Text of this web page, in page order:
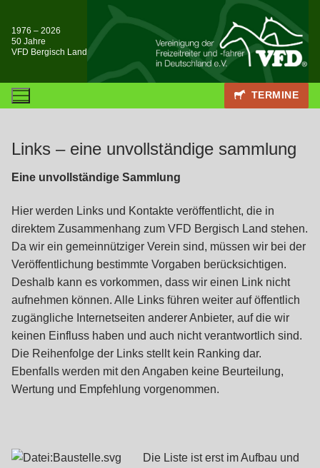
Inhalt
springen
1976 – 2026
50 Jahre
VFD Bergisch Land
TERMINE
Links – eine unvollständige sammlung
Eine unvollständige Sammlung
Hier werden Links und Kontakte veröffentlicht, die in
direktem Zusammenhang zum VFD Bergisch Land stehen.
Da wir ein gemeinnütziger Verein sind, müssen wir bei der
Veröffentlichung bestimmte Vorgaben berücksichtigen.
Deshalb kann es vorkommen, dass wir einen Link nicht
aufnehmen können. Alle Links führen weiter auf öffentlich
zugängliche Internetseiten anderer Anbieter, auf die wir
keinen Einfluss haben und auch nicht verantwortlich sind.
Die Reihenfolge der Links stellt kein Ranking dar.
Ebenfalls werden mit den Angaben keine Beurteilung,
Wertung und Empfehlung vorgenommen.
Die Liste ist erst im Aufbau und